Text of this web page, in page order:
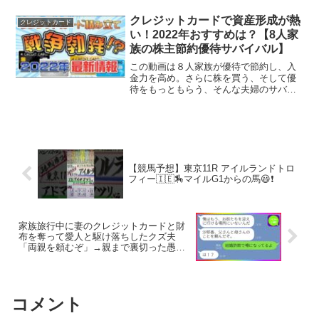
クレジットカード
クレジットカードで資産形成が熱
い！2022年おすすめは？【8人家
族の株主節約優待サバイバル】
この動画は８人家族が優待で節約し、入
金力を高め。さらに株を買う、そして優
待をもっともらう、そんな夫婦のサバイ
【競馬予想】東京11R アイルランドトロ
フィー🇮🇪🏇マイルG1からの馬😃❗️
家族旅行中に妻のクレジットカードと財
布を奪って愛人と駆け落ちしたクズ夫
「両親を頼むぞ」→親まで裏切った愚か
コメント